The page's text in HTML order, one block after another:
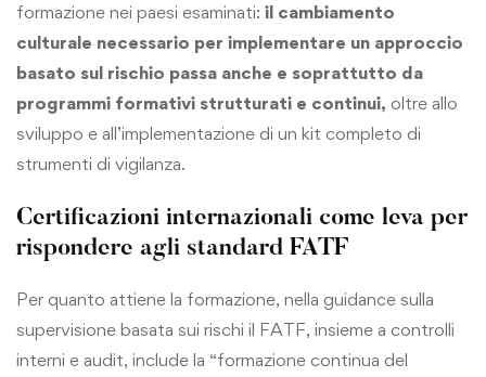
formazione nei paesi esaminati: il cambiamento
culturale necessario per implementare un approccio
basato sul rischio passa anche e soprattutto da
programmi formativi strutturati e continui, oltre allo
sviluppo e all’implementazione di un kit completo di
strumenti di vigilanza.
Certificazioni internazionali come leva per
rispondere agli standard FATF
Per quanto attiene la formazione, nella guidance sulla
supervisione basata sui rischi il FATF, insieme a controlli
interni e audit, include la “formazione continua del